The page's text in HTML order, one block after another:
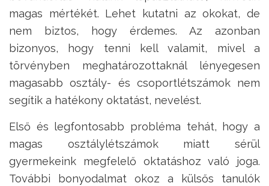
magas mértékét. Lehet kutatni az okokat, de
nem biztos, hogy érdemes. Az azonban
bizonyos, hogy tenni kell valamit, mivel a
törvényben meghatározottaknál lényegesen
magasabb osztály- és csoportlétszámok nem
segítik a hatékony oktatást, nevelést.
Első és legfontosabb probléma tehát, hogy a
magas osztálylétszámok miatt sérül
gyermekeink megfelelő oktatáshoz való joga.
További bonyodalmat okoz a külsős tanulók